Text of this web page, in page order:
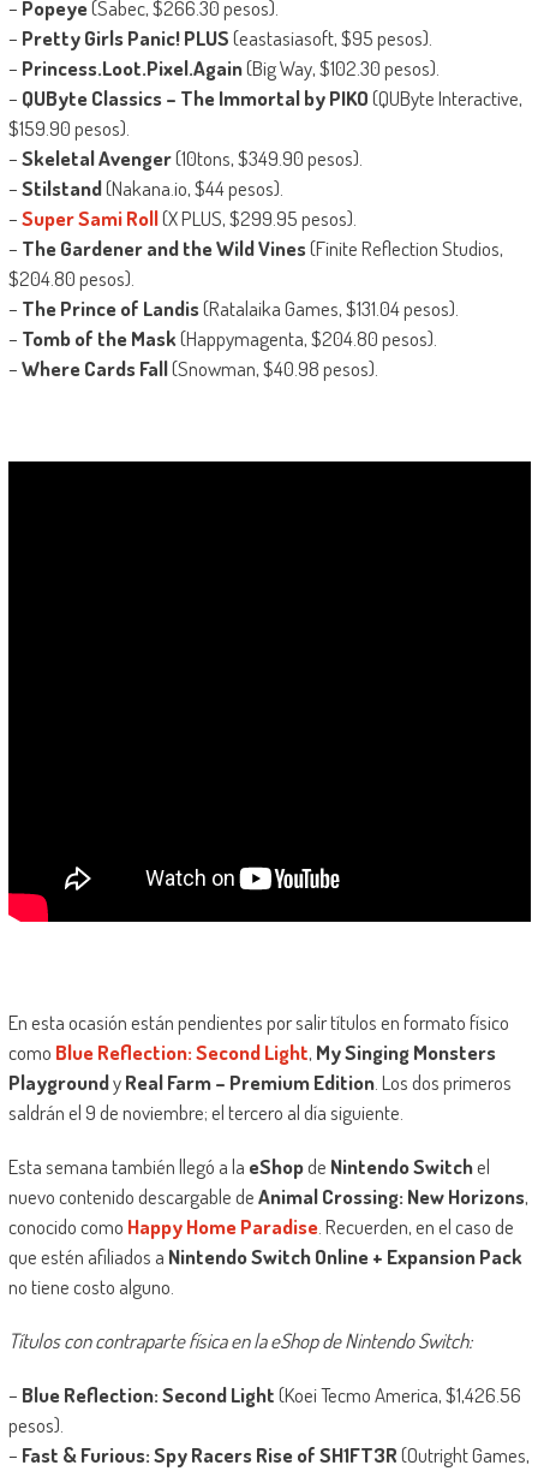
– Popeye(Sabec, $266.30 pesos).
– Pretty Girls Panic! PLUS(eastasiasoft, $95 pesos).
– Princess.Loot.Pixel.Again(Big Way, $102.30 pesos).
– QUByte Classics – The Immortal by PIKO(QUByte Interactive,
$159.90 pesos).
–Skeletal Avenger(10tons, $349.90 pesos).
–Stilstand(Nakana.io, $44 pesos).
–Super Sami Roll(X PLUS, $299.95 pesos).
– The Gardener and the Wild Vines(Finite Reflection Studios,
$204.80 pesos).
– The Prince of Landis(Ratalaika Games, $131.04 pesos).
– Tomb of the Mask(Happymagenta, $204.80 pesos).
–Where Cards Fall(Snowman, $40.98 pesos).
En esta ocasión están pendientes por salir títulos en formato físico
como Blue Reflection: Second Light, My Singing Monsters
PlaygroundyReal Farm – Premium Edition. Los dos primeros
saldrán el 9 de noviembre; el tercero al día siguiente.
Esta semana también llegó a la eShopde Nintendo Switchel
nuevo contenido descargable deAnimal Crossing: New Horizons,
conocido como Happy Home Paradise. Recuerden, en el caso de
que estén afiliados a Nintendo Switch Online + Expansion Pack
no tiene costo alguno.
Títulos con contraparte física en la eShop de Nintendo Switch:
– Blue Reflection: Second Light(Koei Tecmo America, $1,426.56
pesos).
– Fast & Furious: Spy Racers Rise of SH1FT3R(Outright Games,